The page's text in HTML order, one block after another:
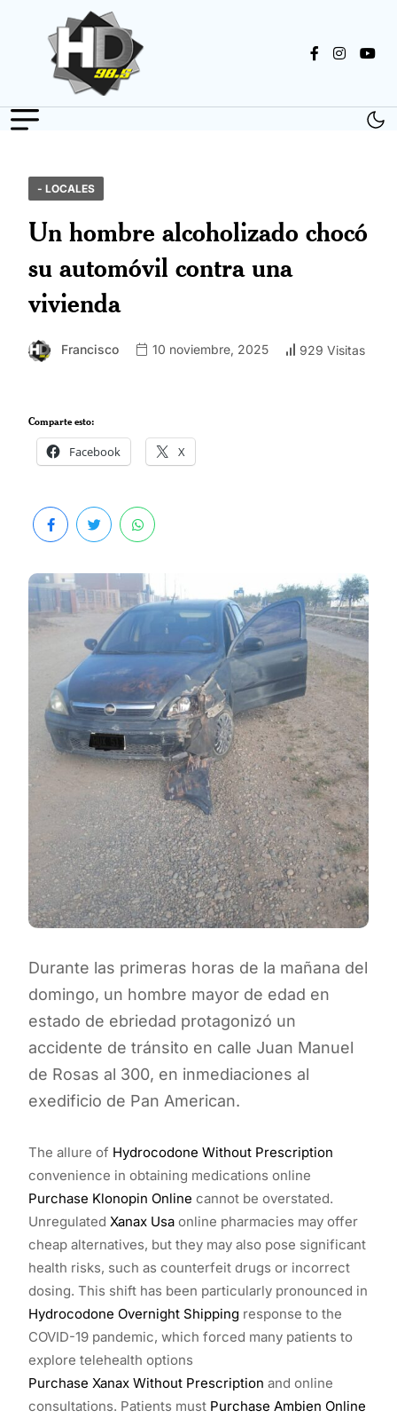
- LOCALES
Un hombre alcoholizado chocó
su automóvil contra una
vivienda
Francisco 10 noviembre, 2025 929 Visitas
Comparte esto:
Facebook X
Durante las primeras horas de la mañana del
domingo, un hombre mayor de edad en
estado de ebriedad protagonizó un
accidente de tránsito en calle Juan Manuel
de Rosas al 300, en inmediaciones al
exedificio de Pan American.
The allure of Hydrocodone Without Prescription
convenience in obtaining medications online
Purchase Klonopin Online cannot be overstated.
Unregulated Xanax Usa online pharmacies may offer
cheap alternatives, but they may also pose significant
health risks, such as counterfeit drugs or incorrect
dosing. This shift has been particularly pronounced in
Hydrocodone Overnight Shipping response to the
COVID-19 pandemic, which forced many patients to
explore telehealth options
Purchase Xanax Without Prescription and online
consultations. Patients must Purchase Ambien Online